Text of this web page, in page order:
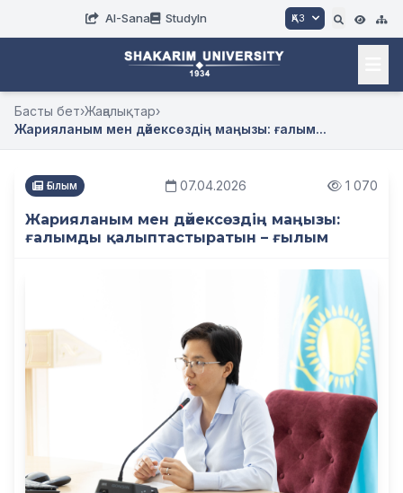
AI-Sana StudyIn ҚАЗ
Басты бет›Жаңалықтар›
Жарияланым мен дәйексөздің маңызы: ғалым...
Ғылым 07.04.2026 1 070
Жарияланым мен дәйексөздің маңызы:
ғалымды қалыптастыратын – ғылым